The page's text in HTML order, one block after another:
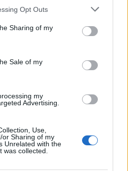
app uses one or more Google
behaviour. You may click to
and its third-party tags to
purposes in below Google
Opt Outs
Sharing of my
Sale of my
my
Advertising.
Use,
or Sharing of my
Unrelated with the
was collected.
το σχόλιο
gazzetta!